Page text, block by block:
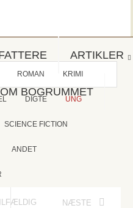
ARTIKLER
OM BOGRUMMET
ROMAN KRIMI
DIGTE UNG
SCIENCE FICTION
ANDET
NÆSTE